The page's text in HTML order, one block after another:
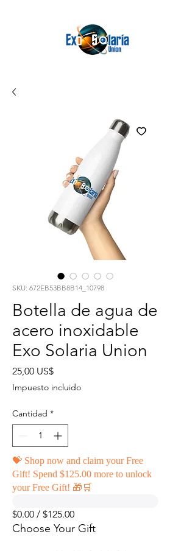
SKU: 672EB53BB8B14_10798
Botella de agua de
acero inoxidable
Exo Solaria Union
25,00 US$Precio
Impuesto incluido
Cantidad *
💝 Shop now and claim your Free
Gift! Spend $125.00 more to unlock
your Free Gift! 🎁🛒
$0.00 / $125.00
Choose Your Gift